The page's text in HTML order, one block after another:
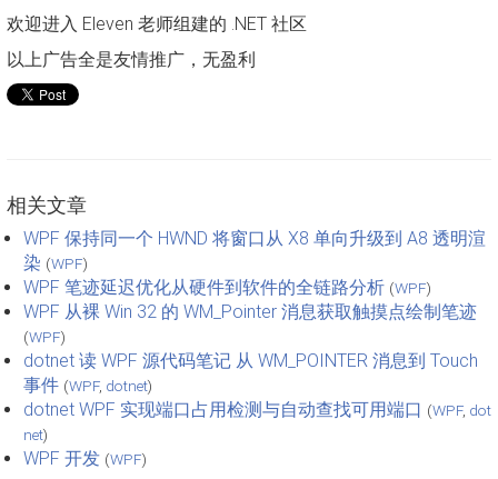
欢迎进入 Eleven 老师组建的 .NET 社区
以上广告全是友情推广，无盈利
相关文章
WPF 保持同一个 HWND 将窗口从 X8 单向升级到 A8 透明渲
染 (WPF)
WPF 笔迹延迟优化从硬件到软件的全链路分析 (WPF)
WPF 从裸 Win 32 的 WM_Pointer 消息获取触摸点绘制笔迹
(WPF)
dotnet 读 WPF 源代码笔记 从 WM_POINTER 消息到 Touch
事件 (WPF, dotnet)
dotnet WPF 实现端口占用检测与自动查找可用端口 (WPF, dot
net)
WPF 开发 (WPF)